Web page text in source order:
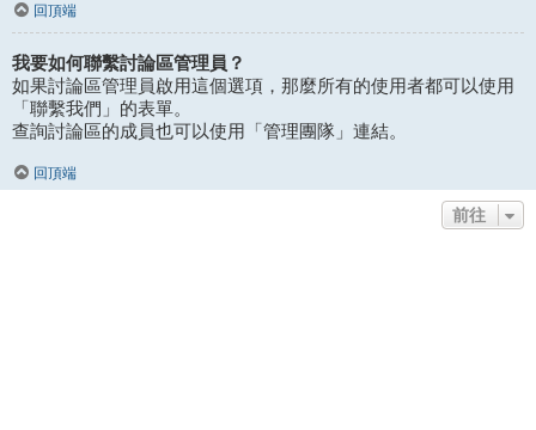
回頂端
我要如何聯繫討論區管理員？
如果討論區管理員啟用這個選項，那麼所有的使用者都可以使用
「聯繫我們」的表單。
查詢討論區的成員也可以使用「管理團隊」連結。
回頂端
前往